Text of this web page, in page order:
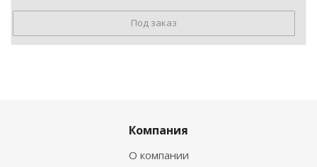
Под заказ
Компания
О компании